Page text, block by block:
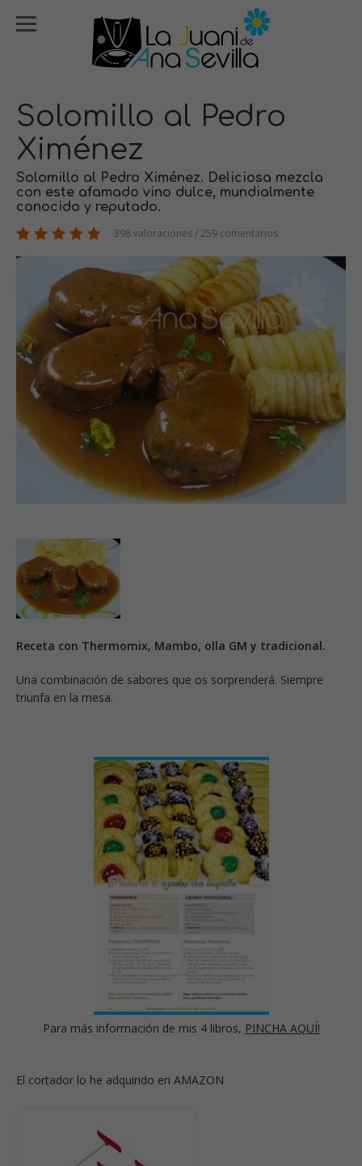
Solomillo al Pedro
Ximénez
Solomillo al Pedro Ximénez. Deliciosa mezcla
con este afamado vino dulce, mundialmente
conocido y reputado.
398 valoraciones / 259 comentarios
Receta con Thermomix, Mambo, olla GM y tradicional.
Una combinación de sabores que os sorprenderá. Siempre
triunfa en la mesa.
Para más información de mis 4 libros, PINCHA AQUÍ!
El cortador lo he adquirido en AMAZON